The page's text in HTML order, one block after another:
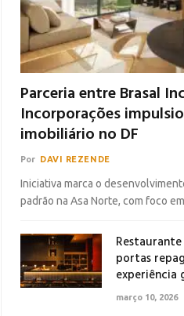
Parceria entre Brasal
Incorporações
imobiliário no DF
Por DAVI REZENDE
Iniciativa marca o
padrão na Asa Norte, com foco
portas
experiência
março 10, 2026